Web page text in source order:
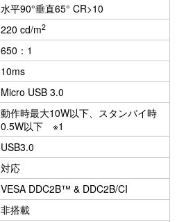
水平90°垂直65° CR>10
220 cd/m2
650：1
10ms
Micro USB 3.0
動作時最大10W以下、スタンバイ時
0.5W以下 ※1
USB3.0
対応
VESA DDC2B™ & DDC2B/CI
非搭載